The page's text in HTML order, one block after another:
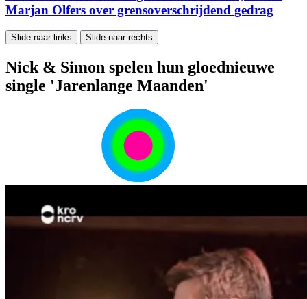
Marjan Olfers over grensoverschrijdend gedrag
Slide naar links Slide naar rechts
Nick & Simon spelen hun gloednieuwe
single 'Jarenlange Maanden'